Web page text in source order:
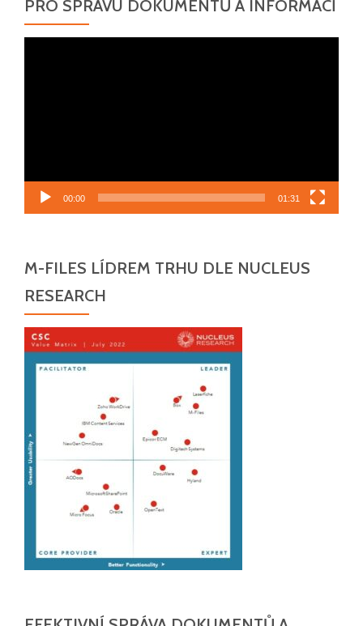
v
PRO SPRÁVU DOKUMENTŮ A INFORMACÍ
00:00 01:31
M-FILES LÍDREM TRHU DLE NUCLEUS
RESEARCH